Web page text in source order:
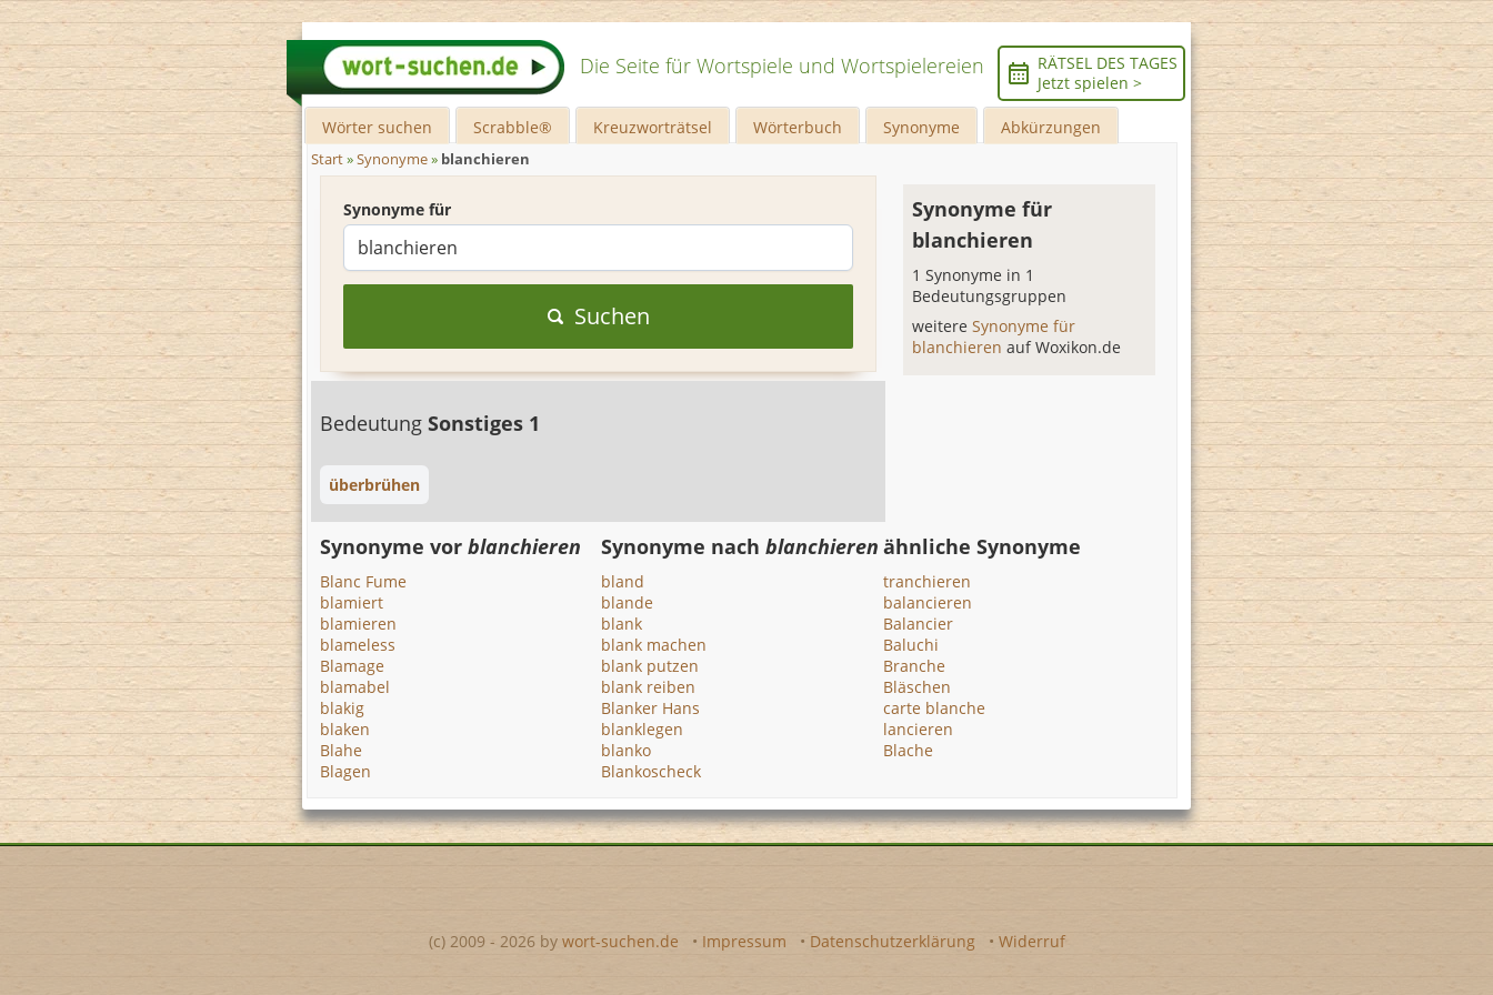
Die Seite für Wortspiele und Wortspielereien
RÄTSEL DES TAGES
Jetzt spielen >
Wörter suchen Scrabble® Kreuzworträtsel Wörterbuch Synonyme Abkürzungen
Start»Synonyme» blanchieren
Synonyme für
Suchen
Bedeutung Sonstiges 1
überbrühen
Synonyme für
blanchieren
1 Synonyme in 1
Bedeutungsgruppen
weitereSynonyme für
blanchierenauf Woxikon.de
Synonyme vor blanchieren
Blanc Fume
blamiert
blamieren
blameless
Blamage
blamabel
blakig
blaken
Blahe
Blagen
Synonyme nachblanchieren
bland
blande
blank
blank machen
blank putzen
blank reiben
Blanker Hans
blanklegen
blanko
Blankoscheck
ähnliche Synonyme
tranchieren
balancieren
Balancier
Baluchi
Branche
Bläschen
carte blanche
lancieren
Blache
(c) 2009 - 2026 by wort-suchen.de • Impressum • Datenschutzerklärung • Widerruf